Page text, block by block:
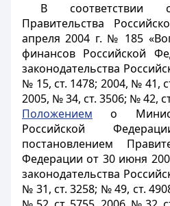
В соответствии
Правительства
апреля 2004 г. № 185
финансов Российской
законодательства
№ 15, ст. 1478; 2004, № 41,
2005, № 34, ст. 3506; № 42,
Положением о
Российской
постановлением
Федерации от 30 июня
законодательства
№ 31, ст. 3258; № 49, ст.